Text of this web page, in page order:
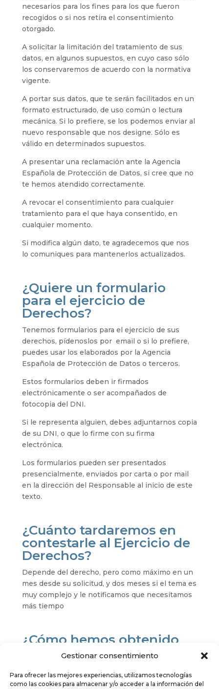
Gestionar consentimiento
Para ofrecer las mejores experiencias, utilizamos tecnologías
como las cookies para almacenar y/o acceder a la información del
necesarios para los fines para los que fueron
recogidos o si nos retira el consentimiento
otorgado.
A solicitar la limitación del tratamiento de sus
datos, en algunos supuestos, en cuyo caso sólo
los conservaremos de acuerdo con la normativa
vigente.
A portar sus datos, que te serán facilitados en un
formato estructurado, de uso común o lectura
mecánica. Si lo prefiere, se los podemos enviar al
nuevo responsable que nos designe. Sólo es
válido en determinados supuestos.
A presentar una reclamación ante la Agencia
Española de Protección de Datos, si cree que no
te hemos atendido correctamente.
A revocar el consentimiento para cualquier
tratamiento para el que haya consentido, en
cualquier momento.
Si modifica algún dato, te agradecemos que nos
lo comuniques para mantenerlos actualizados.
¿Quiere un formulario
para el ejercicio de
Derechos?
Tenemos formularios para el ejercicio de sus
derechos, pídenoslos por email o si lo prefiere,
puedes usar los elaborados por la Agencia
Española de Protección de Datos o terceros.
Estos formularios deben ir firmados
electrónicamente o ser acompañados de
fotocopia del DNI.
Si le representa alguien, debes adjuntarnos copia
de su DNI, o que lo firme con su firma
electrónica.
Los formularios pueden ser presentados
presencialmente, enviados por carta o por mail
en la dirección del Responsable al inicio de este
texto.
¿Cuánto tardaremos en
contestarle al Ejercicio de
Derechos?
Depende del derecho, pero como máximo en un
mes desde su solicitud, y dos meses si el tema es
muy complejo y le notificamos que necesitamos
más tiempo
¿Cómo hemos obtenido
sus datos?
SONRIOLAPAZ, S.L. proceden del propio